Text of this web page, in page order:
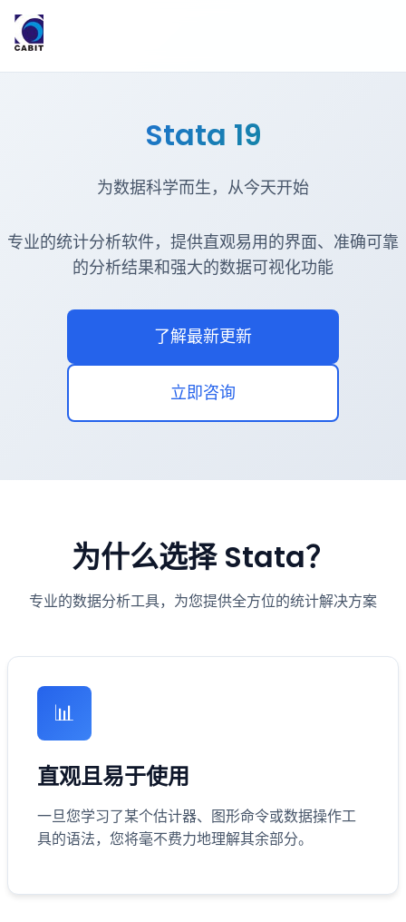
Stata 19
为数据科学而生，从今天开始
专业的统计分析软件，提供直观易用的界面、准确可靠
的分析结果和强大的数据可视化功能
了解最新更新
立即咨询
为什么选择 Stata？
专业的数据分析工具，为您提供全方位的统计解决方案
📊
直观且易于使用
一旦您学习了某个估计器、图形命令或数据操作工
具的语法，您将毫不费力地理解其余部分。